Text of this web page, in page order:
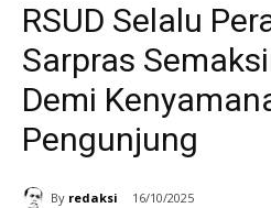
RSUD Selalu
Sarpras
Demi
Pengunjung
By redaksi 16/10/2025